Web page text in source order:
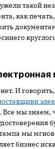
такой
как
И
Все мы знаем,
мы
бизнес